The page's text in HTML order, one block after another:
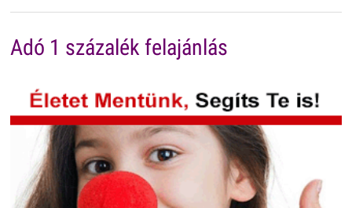
Adó 1 százalék felajánlás